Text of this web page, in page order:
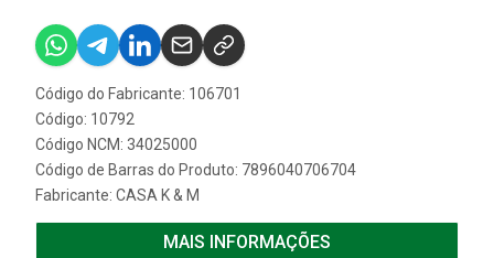
Código do Fabricante: 106701
Código: 10792
Código NCM: 34025000
Código de Barras do Produto: 7896040706704
Fabricante: CASA K & M
MAIS INFORMAÇÕES